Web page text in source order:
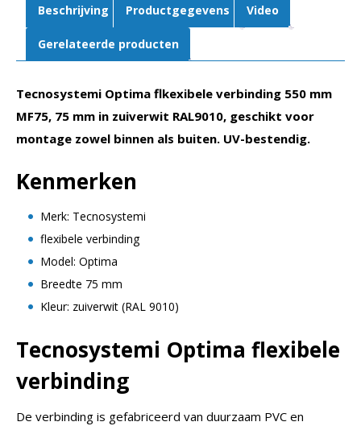
aantalBeschrijving Productgegevens Video
Gerelateerde producten
Tecnosystemi Optima flkexibele verbinding 550 mm
MF75, 75 mm in zuiverwit RAL9010, geschikt voor
montage zowel binnen als buiten. UV-bestendig.
Kenmerken
Merk: Tecnosystemi
flexibele verbinding
Model: Optima
Breedte 75 mm
Kleur: zuiverwit (RAL 9010)
Tecnosystemi Optima flexibele
verbinding
De verbinding is gefabriceerd van duurzaam PVC en